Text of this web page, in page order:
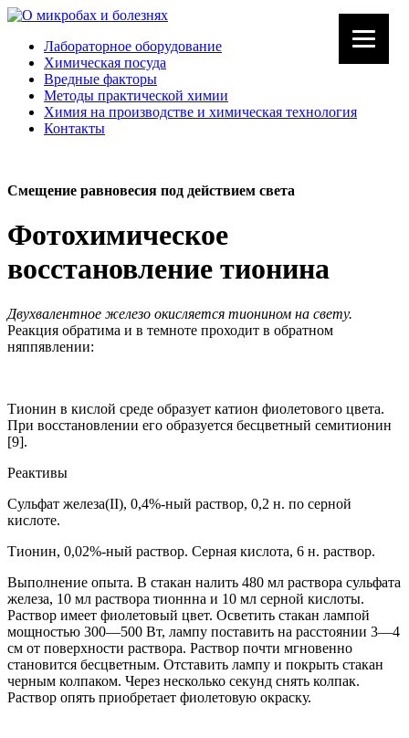
Лабораторное оборудование
Химическая посуда
Вредные факторы
Методы практической химии
Химия на производстве и химическая технология
Контакты
Смещение равновесия под действием света
Фотохимическое
восстановление тионина
Двухвалентное железо окисляется тионином на свету.
Реакция обратима и в темноте проходит в обратном
няппявлении:
Тионин в кислой среде образует катион фиолетового цвета.
При восстановлении его образуется бесцветный семитионин
[9].
Реактивы
Сульфат железа(II), 0,4%-ный раствор, 0,2 н. по серной
кислоте.
Тионин, 0,02%-ный раствор. Серная кислота, 6 н. раствор.
Выполнение опыта. В стакан налить 480 мл раствора сульфата
железа, 10 мл раствора тионнна и 10 мл серной кислоты.
Раствор имеет фиолетовый цвет. Осветить стакан лампой
мощностью 300—500 Вт, лампу поставить на расстоянии 3—4
см от поверхности раствора. Раствор почти мгновенно
становится бесцветным. Отставить лампу и покрыть стакан
черным колпаком. Через несколько секунд снять колпак.
Раствор опять приобретает фиолетовую окраску.